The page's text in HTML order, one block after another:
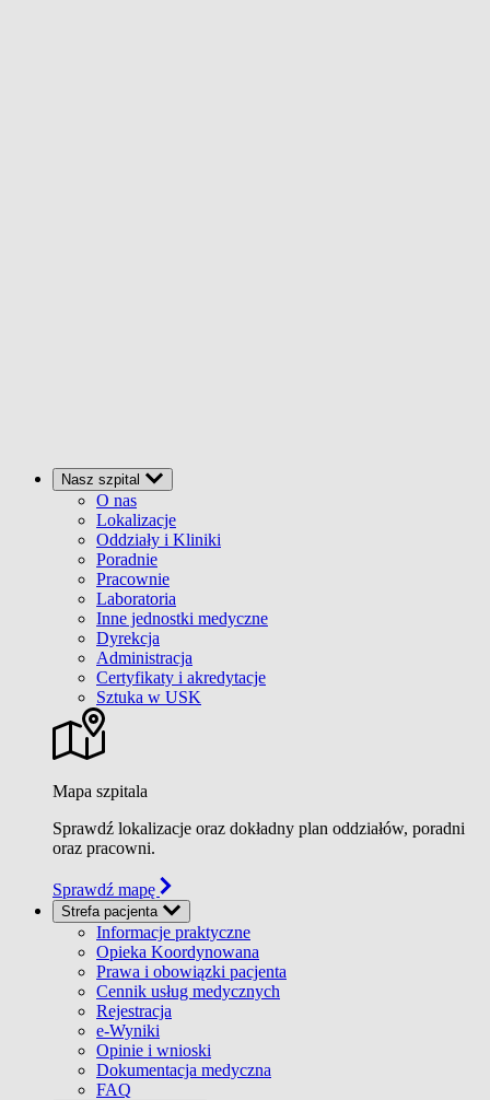
Nasz szpital
O nas
Lokalizacje
Oddziały i Kliniki
Poradnie
Pracownie
Laboratoria
Inne jednostki medyczne
Dyrekcja
Administracja
Certyfikaty i akredytacje
Sztuka w USK
Mapa szpitala
Sprawdź lokalizacje oraz dokładny plan oddziałów, poradni
oraz pracowni.
Sprawdź mapę
Strefa pacjenta
Informacje praktyczne
Opieka Koordynowana
Prawa i obowiązki pacjenta
Cennik usług medycznych
Rejestracja
e-Wyniki
Opinie i wnioski
Dokumentacja medyczna
FAQ